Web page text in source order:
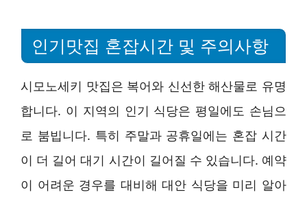
인기맛집 혼잡시간 및 주의사항
시모노세키 맛집은 복어와 신선한 해산물로 유명
합니다. 이 지역의 인기 식당은 평일에도 손님으
로 붐빕니다. 특히 주말과 공휴일에는 혼잡 시간
이 더 길어 대기 시간이 길어질 수 있습니다. 예약
이 어려운 경우를 대비해 대안 식당을 미리 알아